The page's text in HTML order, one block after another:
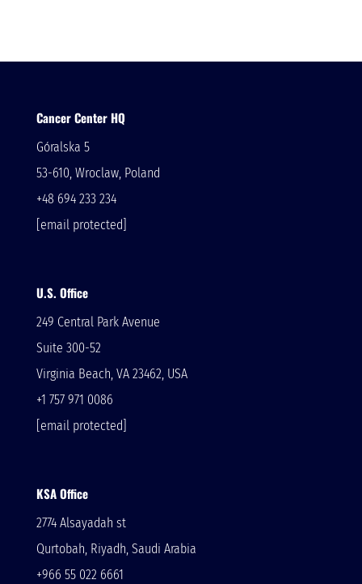
Cancer Center HQ
Góralska 5
53-610, Wroclaw, Poland
+48 694 233 234
[email protected]
U.S. Office
249 Central Park Avenue
Suite 300-52
Virginia Beach, VA 23462, USA
+1 757 971 0086
[email protected]
KSA Office
2774 Alsayadah st
Qurtobah, Riyadh, Saudi Arabia
+966 55 022 6661